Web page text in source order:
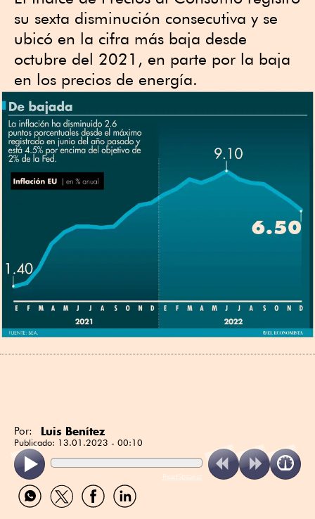
su sexta disminución consecutiva y se
ubicó en la cifra más baja desde
octubre del 2021, en parte por la baja
en los precios de energía.
Por: Luis Benítez
Publicado: 13.01.2023 - 00:10
ReadSpeaker
Compartir
por
Compartir
por
Compartir
por
Compartir
por